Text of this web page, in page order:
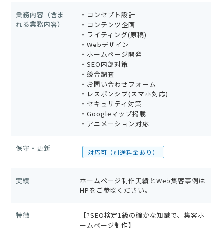
業務内容（含ま
れる業務内容）
・コンセプト設計
・コンテンツ企画
・ライティング(原稿)
・Webデザイン
・ホームページ開発
・SEO内部対策
・競合調査
・お問い合わせフォーム
・レスポンシブ(スマホ対応)
・セキュリティ対策
・Googleマップ掲載
・アニメーション対応
保守・更新 対応可（別途料金あり）
実績
ホームページ制作実績とWeb集客事例は
HPをご参照ください。
特徴
【?SEO検定1級の確かな知識で、集客ホ
ームページ制作】